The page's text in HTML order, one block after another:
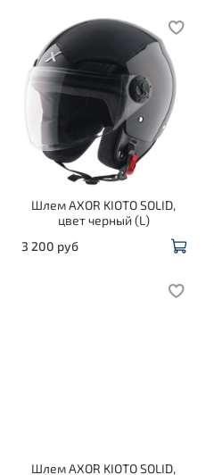
Шлем AXOR KIOTO SOLID,
цвет черный (L)
3 200 руб
Шлем AXOR KIOTO SOLID,